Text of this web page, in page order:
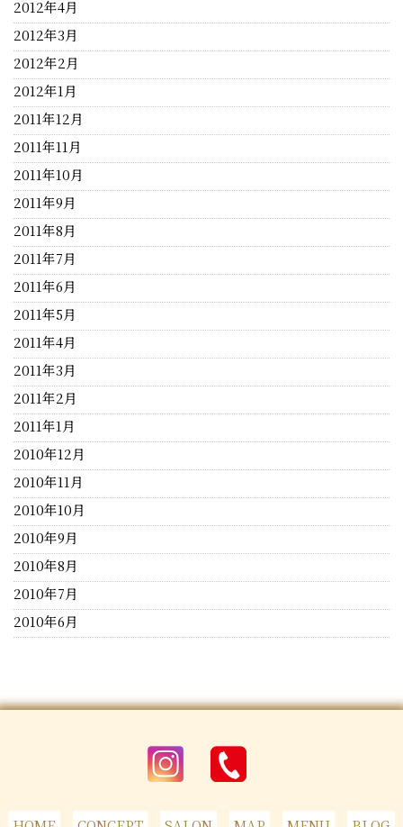
2012年4月
2012年3月
2012年2月
2012年1月
2011年12月
2011年11月
2011年10月
2011年9月
2011年8月
2011年7月
2011年6月
2011年5月
2011年4月
2011年3月
2011年2月
2011年1月
2010年12月
2010年11月
2010年10月
2010年9月
2010年8月
2010年7月
2010年6月